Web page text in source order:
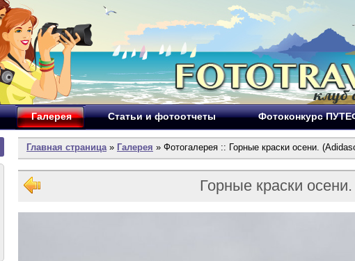
Галерея Статьи и фотоотчеты Фотоконкурс
Главная страница» Галерея » Фотогалерея :: Горные краски осени.
Горные краски осени.